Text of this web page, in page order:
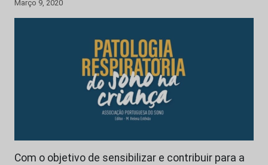
Março 9, 2020
Com o objetivo de sensibilizar e contribuir para a